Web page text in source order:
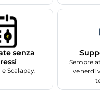
senza
Scalapay.
Sempre
venerdì